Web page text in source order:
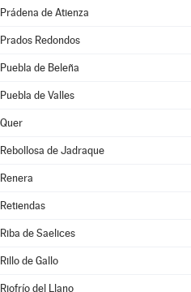
Prádena de Atienza
Prados Redondos
Puebla de Beleña
Puebla de Valles
Quer
Rebollosa de Jadraque
Renera
Retiendas
Riba de Saelices
Rillo de Gallo
Riofrío del Llano